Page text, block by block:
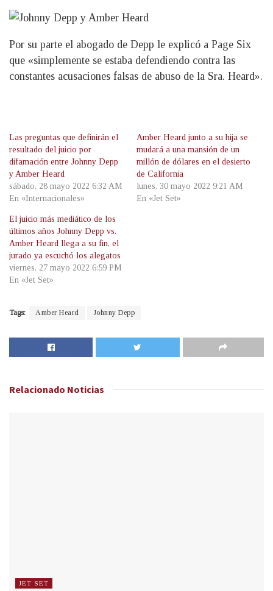
Por su parte el abogado de Depp le explicó a Page Six
que «simplemente se estaba defendiendo contra las
constantes acusaciones falsas de abuso de la Sra. Heard».
Las preguntas que definirán el
resultado del juicio por
difamación entre Johnny Depp
y Amber Heard
sábado, 28 mayo 2022 6:32 AM
En «Internacionales»
Amber Heard junto a su hija se
mudará a una mansión de un
millón de dólares en el desierto
de California
lunes, 30 mayo 2022 9:21 AM
En «Jet Set»
El juicio más mediático de los
últimos años Johnny Depp vs.
Amber Heard llega a su fin, el
jurado ya escuchó los alegatos
viernes, 27 mayo 2022 6:59 PM
En «Jet Set»
Tags: Amber Heard Johnny Depp
Relacionado Noticias
JET SET